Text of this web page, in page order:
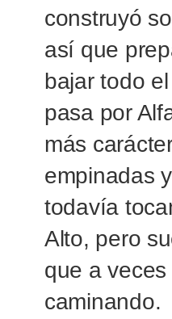
construyó
así que
bajar todo
pasa por
más
empinadas
todavía
Alto, pero
que a
caminando.